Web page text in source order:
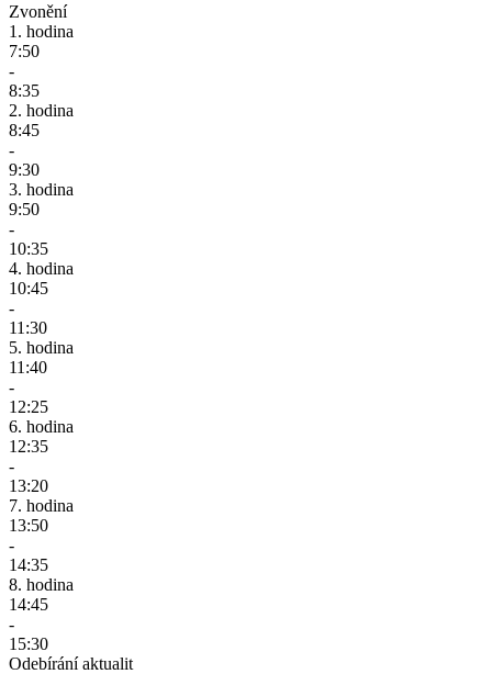
Zvonění
1. hodina
7:50
-
8:35
2. hodina
8:45
-
9:30
3. hodina
9:50
-
10:35
4. hodina
10:45
-
11:30
5. hodina
11:40
-
12:25
6. hodina
12:35
-
13:20
7. hodina
13:50
-
14:35
8. hodina
14:45
-
15:30
Odebírání aktualit